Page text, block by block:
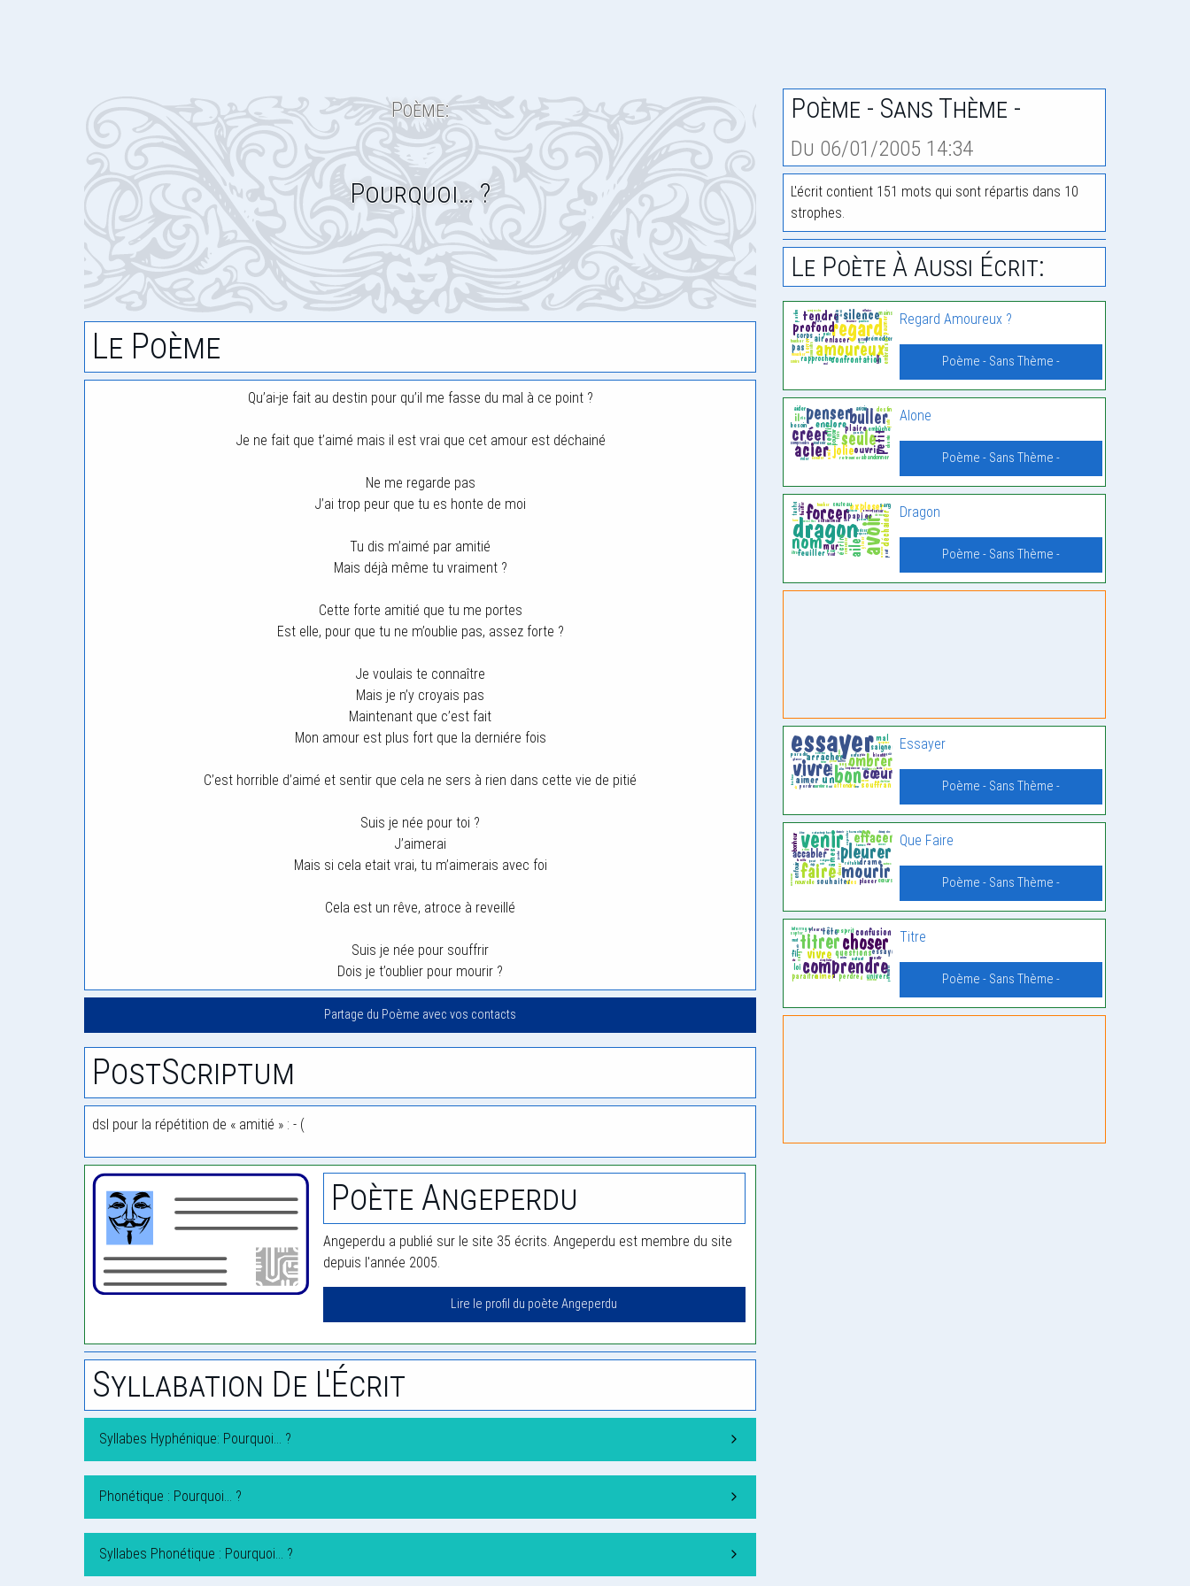
Poème:
Pourquoi… ?
Le Poème
Qu’ai-je fait au destin pour qu’il me fasse du mal à ce point ?
Je ne fait que t’aimé mais il est vrai que cet amour est déchainé
Ne me regarde pas
J’ai trop peur que tu es honte de moi
Tu dis m’aimé par amitié
Mais déjà même tu vraiment ?
Cette forte amitié que tu me portes
Est elle, pour que tu ne m’oublie pas, assez forte ?
Je voulais te connaître
Mais je n’y croyais pas
Maintenant que c’est fait
Mon amour est plus fort que la derniére fois
C’est horrible d’aimé et sentir que cela ne sers à rien dans cette vie de pitié
Suis je née pour toi ?
J’aimerai
Mais si cela etait vrai, tu m’aimerais avec foi
Cela est un rêve, atroce à reveillé
Suis je née pour souffrir
Dois je t’oublier pour mourir ?
Partage du Poème avec vos contacts
PostScriptum
dsl pour la répétition de « amitié » : - (
Poète Angeperdu
Angeperdu a publié sur le site 35 écrits. Angeperdu est membre du site
depuis l'année 2005.
Lire le profil du poète Angeperdu
Syllabation De L'Écrit
Syllabes Hyphénique: Pourquoi… ?
Phonétique : Pourquoi… ?
Syllabes Phonétique : Pourquoi… ?
Poème - Sans Thème -
Du 06/01/2005 14:34
L'écrit contient 151 mots qui sont répartis dans 10
strophes.
Le Poète À Aussi Écrit:
Regard Amoureux ?
Poème - Sans Thème -
Alone
Poème - Sans Thème -
Dragon
Poème - Sans Thème -
Essayer
Poème - Sans Thème -
Que Faire
Poème - Sans Thème -
Titre
Poème - Sans Thème -